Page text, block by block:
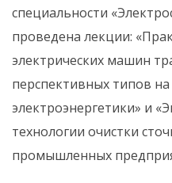
специальности
проведена лекции:
электрических машин
перспективных типов
электроэнергетики» и
технологии очистки
промышленных